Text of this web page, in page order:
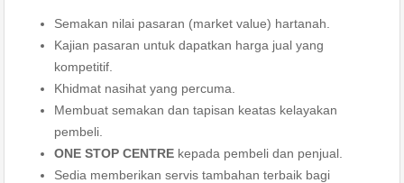
Semakan nilai pasaran (market value) hartanah.
Kajian pasaran untuk dapatkan harga jual yang
kompetitif.
Khidmat nasihat yang percuma.
Membuat semakan dan tapisan keatas kelayakan
pembeli.
ONE STOP CENTRE kepada pembeli dan penjual.
Sedia memberikan servis tambahan terbaik bagi